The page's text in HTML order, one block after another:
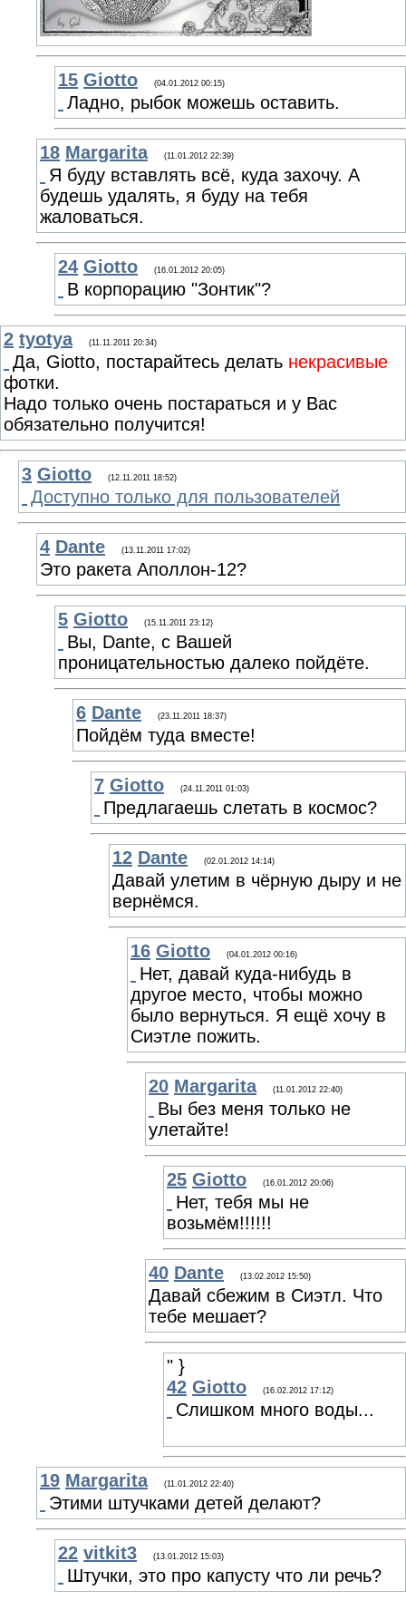
15 Giotto (04.01.2012 00:15)
Ладно, рыбок можешь оставить.
18 Margarita (11.01.2012 22:39)
Я буду вставлять всё, куда захочу. А
будешь удалять, я буду на тебя
жаловаться.
24 Giotto (16.01.2012 20:05)
В корпорацию "Зонтик"?
2 tyotya (11.11.2011 20:34)
Да, Giotto, постарайтесь делать некрасивые
фотки.
Надо только очень постараться и у Вас
обязательно получится!
3 Giotto (12.11.2011 18:52)
Доступно только для пользователей
4 Dante (13.11.2011 17:02)
Это ракета Аполлон-12?
5 Giotto (15.11.2011 23:12)
Вы, Dante, с Вашей
проницательностью далеко пойдёте.
6 Dante (23.11.2011 18:37)
Пойдём туда вместе!
7 Giotto (24.11.2011 01:03)
Предлагаешь слетать в космос?
12 Dante (02.01.2012 14:14)
Давай улетим в чёрную дыру и не
вернёмся.
16 Giotto (04.01.2012 00:16)
Нет, давай куда-нибудь в
другое место, чтобы можно
было вернуться. Я ещё хочу в
Сиэтле пожить.
20 Margarita (11.01.2012 22:40)
Вы без меня только не
улетайте!
25 Giotto (16.01.2012 20:06)
Нет, тебя мы не
возьмём!!!!!!
40 Dante (13.02.2012 15:50)
Давай сбежим в Сиэтл. Что
тебе мешает?
" }
42 Giotto (16.02.2012 17:12)
Слишком много воды...
19 Margarita (11.01.2012 22:40)
Этими штучками детей делают?
22 vitkit3 (13.01.2012 15:03)
Штучки, это про капусту что ли речь?